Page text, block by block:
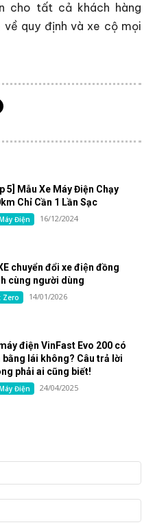
cho tất cả khách hàng
về quy định và xe cộ mọi
5] Mẫu Xe Máy Điện Chạy
Chỉ Cần 1 Lần Sạc
Điện 16/12/2024
chuyển đổi xe điện đồng
cùng người dùng
Zero 14/01/2026
điện VinFast Evo 200 có
bằng lái không? Câu trả lời
phải ai cũng biết!
Điện 24/04/2025
Và